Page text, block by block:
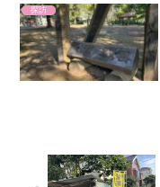
探訪